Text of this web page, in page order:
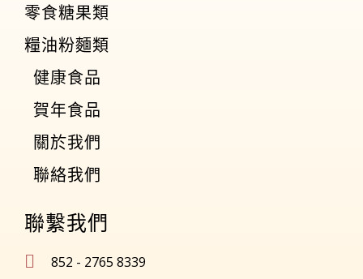
零食糖果類
糧油粉麵類
健康食品
賀年食品
關於我們
聯絡我們
聯繫我們
852 - 2765 8339